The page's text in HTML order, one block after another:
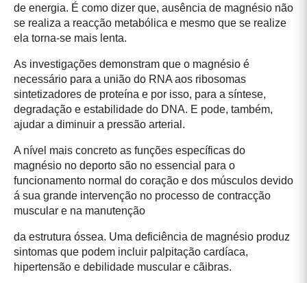
de energia. É como dizer que, ausência de magnésio não
se realiza a reacção metabólica e mesmo que se realize
ela torna-se mais lenta.
As investigações demonstram que o magnésio é
necessário para a união do RNA aos ribosomas
sintetizadores de proteína e por isso, para a síntese,
degradação e estabilidade do DNA. E pode, também,
ajudar a diminuir a pressão arterial.
A nível mais concreto as funções específicas do
magnésio no deporto são no essencial para o
funcionamento normal do coração e dos músculos devido
á sua grande intervenção no processo de contracção
muscular e na manutenção
da estrutura óssea. Uma deficiência de magnésio produz
sintomas que podem incluir palpitação cardíaca,
hipertensão e debilidade muscular e cãibras.